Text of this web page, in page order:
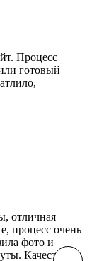
Процесс
готовый
отличная
процесс очень
фото и
Качество